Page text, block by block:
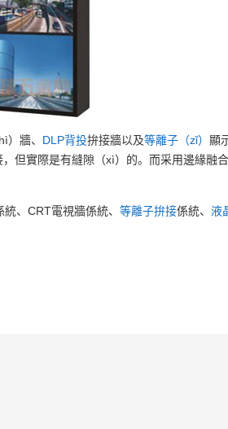
）牆、 DL P背投拚接牆以及等離子（zǐ） 顯
但實際是有縫隙（xì）的。而采用邊緣融
、CRT電視牆係統、 等離子拚接係統、 液